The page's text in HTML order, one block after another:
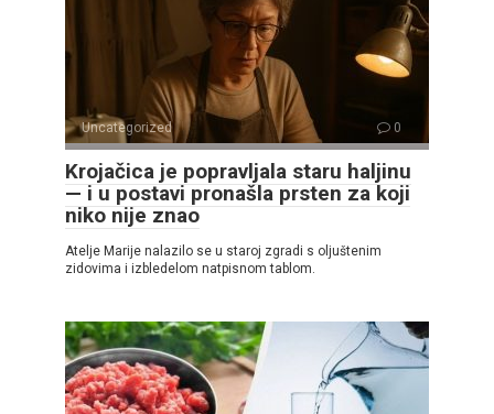
Uncategorized 0
Krojačica je popravljala staru haljinu
— i u postavi pronašla prsten za koji
niko nije znao
Atelje Marije nalazilo se u staroj zgradi s oljuštenim
zidovima i izbledelom natpisnom tablom.